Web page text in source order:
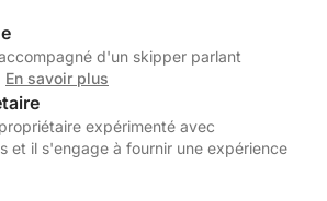
d'un skipper parlant
En savoir plus
expérimenté avec
et il s'engage à fournir une expérience